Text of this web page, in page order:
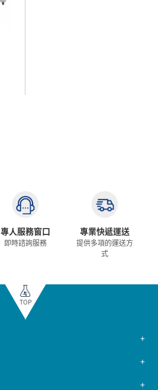
專人服務窗口
即時諮詢服務
專業快遞運送
提供多項的運送方
式
TOP